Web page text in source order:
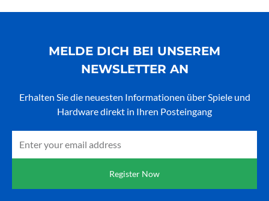
MELDE DICH BEI UNSEREM
NEWSLETTER AN
Erhalten Sie die neuesten Informationen über Spiele und
Hardware direkt in Ihren Posteingang
Register Now